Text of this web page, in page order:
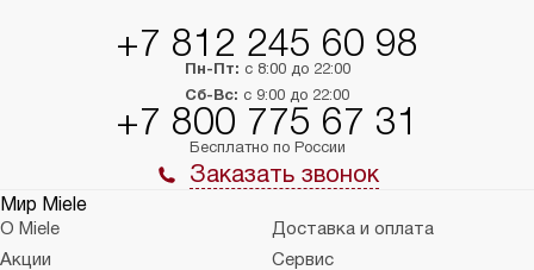
+7 812 245 60 98
Пн-Пт: с 8:00 до 22:00
Сб-Вс: с 9:00 до 22:00
+7 800 775 67 31
Бесплатно по России
Заказать звонок
Мир Miele
О Miele
Доставка и оплата
Акции
Сервис